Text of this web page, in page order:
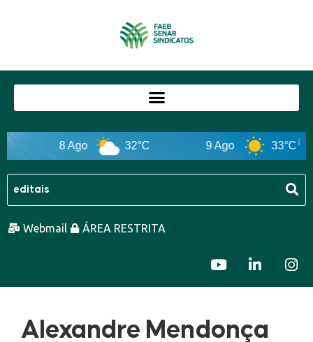
8 Ago 32°C 9 Ago 33°C
Webmail ÁREA RESTRITA
Alexandre Mendonça